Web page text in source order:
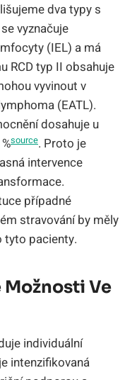
dva typy s
vyznačuje
(IEL) a má
RCD typ II obsahuje
vyvinout v
(EATL).
dosahuje u
source. Proto je
intervence
případné
stravování by měly
tyto pacienty.
Ve
individuální
intenzifikovaná